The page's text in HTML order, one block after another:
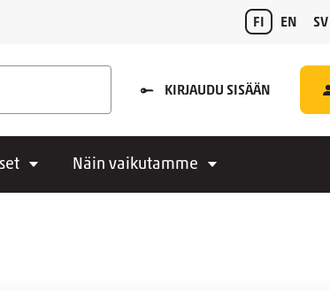
FI EN SV
KIRJAUDU SISÄÄN
Näin vaikutamme